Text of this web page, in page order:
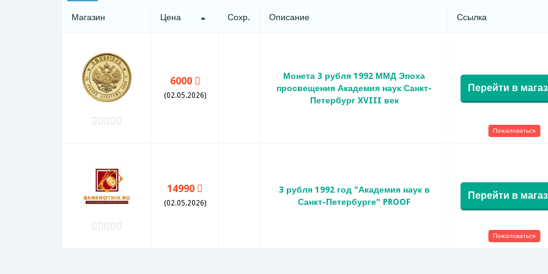
Магазин Цена Сохр. Описание Ссылка
6000
(02.05.2026)
Монета 3 рубля 1992 ММД Эпоха
просвещения Академия наук Санкт-
Петербург XVIII век
Перейти в
Пожаловаться
14990
(02.05.2026)
3 рубля 1992 год "Академия наук в
Санкт-Петербурге" PROOF
Перейти в
Пожаловаться